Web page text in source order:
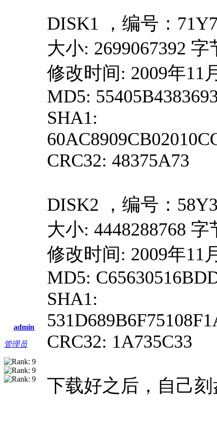
admin
管理员
DISK1 ，编号：
大小: 2699067392 字
修改时间: 2009年11
MD5:
SHA1:
CRC32: 48375A73
DISK2 ，编号：
大小: 4448288768 字
修改时间: 2009年11
MD5:
SHA1:
CRC32: 1A735C33
下载好之后，自己